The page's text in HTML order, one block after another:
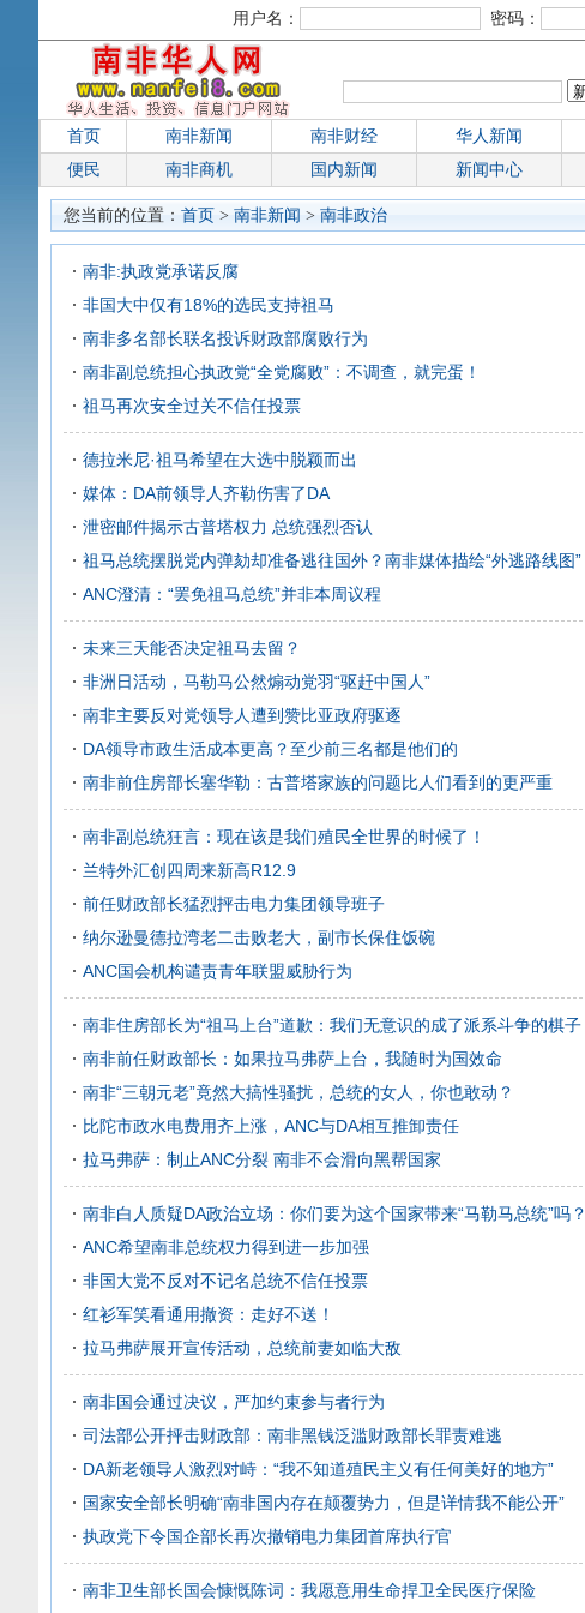
用户名： 密码：
首页 南非新闻 南非财经 华人新闻
便民
南非商机 国内新闻 新闻中心
您当前的位置： 首页 > 南非新闻 > 南非政治
南非:执政党承诺反腐
非国大中仅有18%的选民支持祖马
南非多名部长联名投诉财政部腐败行为
​南非副总统担心执政党“全党腐败”：不调查，就完蛋！
祖马再次安全过关不信任投票
德拉米尼·祖马希望在大选中脱颖而出
媒体：DA前领导人齐勒伤害了DA
泄密邮件揭示古普塔权力 总统强烈否认
祖马总统摆脱党内弹劾却准备逃往国外？南非媒体描绘“外逃路线图”
ANC澄清：“罢免祖马总统”并非本周议程
未来三天能否决定祖马去留？
非洲日活动，马勒马公然煽动党羽“驱赶中国人”
南非主要反对党领导人遭到赞比亚政府驱逐
DA领导市政生活成本更高？至少前三名都是他们的
南非前住房部长塞华勒：古普塔家族的问题比人们看到的更严重
南非副总统狂言：现在该是我们殖民全世界的时候了！
兰特外汇创四周来新高R12.9
前任财政部长猛烈抨击电力集团领导班子
纳尔逊曼德拉湾老二击败老大，副市长保住饭碗
ANC国会机构谴责青年联盟威胁行为
南非住房部长为“祖马上台”道歉：我们无意识的成了派系斗争的棋子
南非前任财政部长：如果拉马弗萨上台，我随时为国效命
南非“三朝元老”竟然大搞性骚扰，总统的女人，你也敢动？
比陀市政水电费用齐上涨，ANC与DA相互推卸责任
拉马弗萨：制止ANC分裂 南非不会滑向黑帮国家
南非白人质疑DA政治立场：你们要为这个国家带来“马勒马总统”吗？
ANC希望南非总统权力得到进一步加强
非国大党不反对不记名总统不信任投票
红衫军笑看通用撤资：走好不送！
拉马弗萨展开宣传活动，总统前妻如临大敌
南非国会通过决议，严加约束参与者行为
司法部公开抨击财政部：南非黑钱泛滥财政部长罪责难逃
DA新老领导人激烈对峙：“我不知道殖民主义有任何美好的地方”
国家安全部长明确“南非国内存在颠覆势力，但是详情我不能公开”
执政党下令国企部长再次撤销电力集团首席执行官
南非卫生部长国会慷慨陈词：我愿意用生命捍卫全民医疗保险